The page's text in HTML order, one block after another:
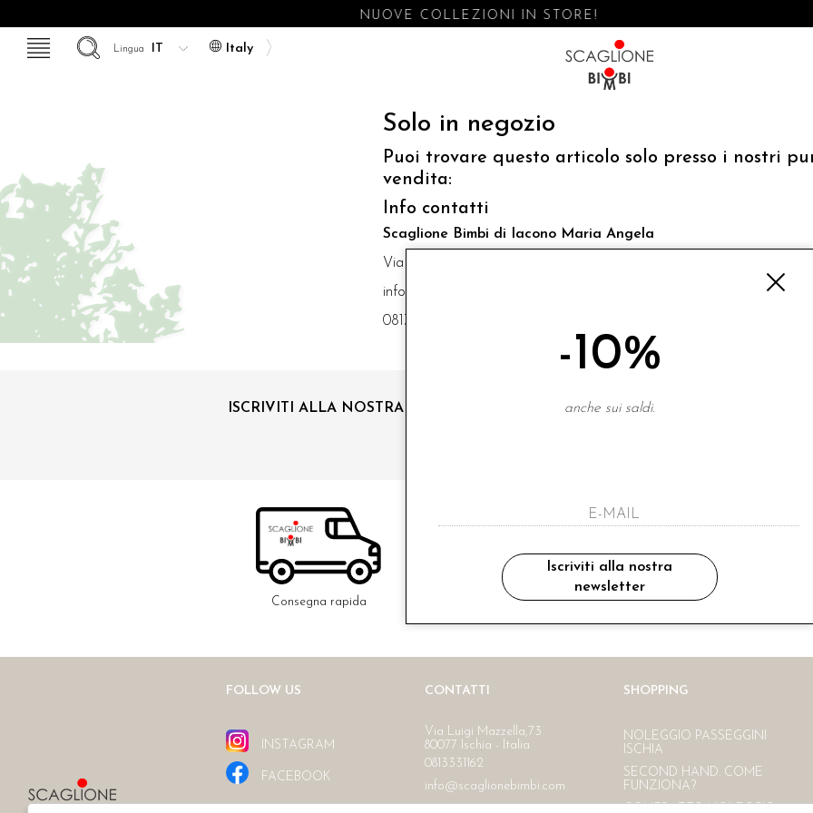
NUOVE COLLEZIONI IN STORE!
Italy
Lingua
Solo in negozio
Puoi trovare questo articolo solo presso i nostri
vendita:
Info contatti
Scaglione Bimbi di Iacono Maria Angela
Via Luigi Mazzella,73 80077 Ischia
info@scaglionebimbi.com
0813331162
ISCRIVITI ALLA NOSTRA NEWSLETTER
ho letto ed accettato le condizioni sulla
Consegna rapida Ritiro in negozio
Consegna gratuita in Italia
FOLLOW US
INSTAGRAM
FACEBOOK
CONTATTI
Via Luigi Mazzella,73
80077 Ischia - Italia
0813331162
info@scaglionebimbi.com
SHOPPING
NOLEGGIO PASSEGGINI
ISCHIA
SECOND HAND. COME
FUNZIONA?
-10%
anche sui saldi.
Iscriviti alla nostra
newsletter